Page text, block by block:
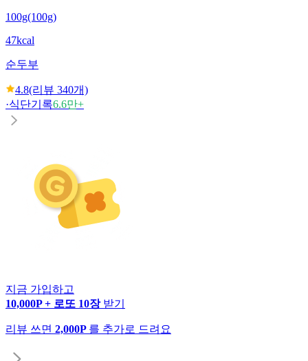
100g(100g)
47kcal
순두부
4.8(리뷰 340개)
·식단기록6.6만+
지금 가입하고
10,000P + 로또 10장 받기
리뷰 쓰면 2,000P 를 추가로 드려요